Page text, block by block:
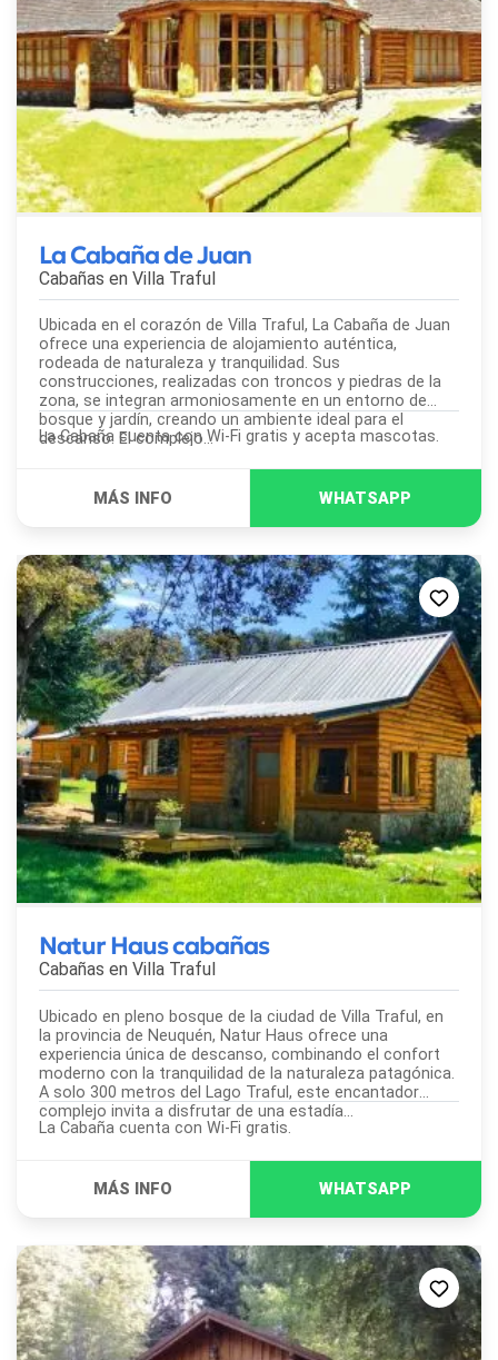
La Cabaña de Juan
Cabañas en Villa Traful
Ubicada en el corazón de Villa Traful, La Cabaña de Juan
ofrece una experiencia de alojamiento auténtica,
rodeada de naturaleza y tranquilidad. Sus
construcciones, realizadas con troncos y piedras de la
zona, se integran armoniosamente en un entorno de
bosque y jardín, creando un ambiente ideal para el
descanso. El complejo...
La Cabaña cuenta con Wi-Fi gratis y acepta mascotas.
Natur Haus cabañas
Cabañas en Villa Traful
Ubicado en pleno bosque de la ciudad de Villa Traful, en
la provincia de Neuquén, Natur Haus ofrece una
experiencia única de descanso, combinando el confort
moderno con la tranquilidad de la naturaleza patagónica.
A solo 300 metros del Lago Traful, este encantador
complejo invita a disfrutar de una estadía...
La Cabaña cuenta con Wi-Fi gratis.